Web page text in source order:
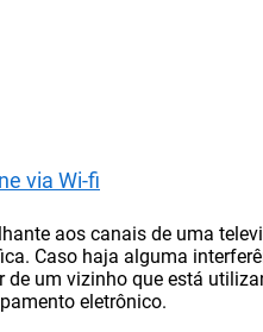
via Wi-fi
aos canais de uma
Caso haja alguma
um vizinho que está
eletrônico.